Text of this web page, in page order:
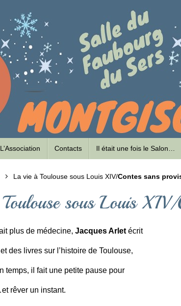
L’Association Contacts Il était une fois le Salon…
La vie à Toulouse sous Louis XIV/Contes sans
sous Louis XIV/
plus de médecine, Jacques Arlet écrit
des livres sur l’histoire de Toulouse,
temps, il fait une petite pause pour
rêver un instant.